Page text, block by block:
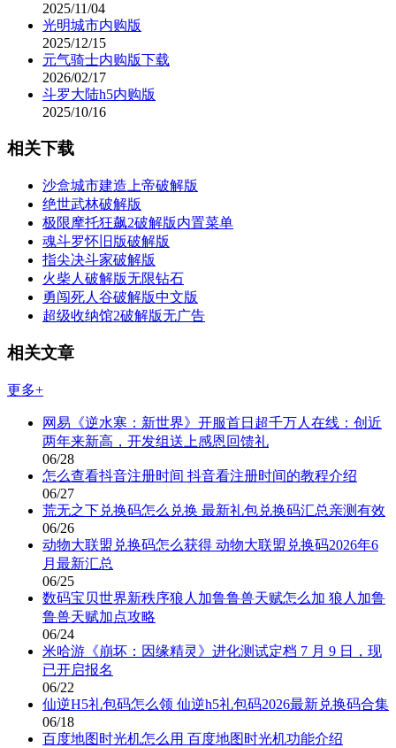
2025/11/04
光明城市内购版
2025/12/15
元气骑士内购版下载
2026/02/17
斗罗大陆h5内购版
2025/10/16
相关下载
沙盒城市建造上帝破解版
绝世武林破解版
极限摩托狂飙2破解版内置菜单
魂斗罗怀旧版破解版
指尖决斗家破解版
火柴人破解版无限钻石
勇闯死人谷破解版中文版
超级收纳馆2破解版无广告
相关文章
更多+
网易《逆水寒：新世界》开服首日超千万人在线：创近
两年来新高，开发组送上感恩回馈礼
06/28
怎么查看抖音注册时间 抖音看注册时间的教程介绍
06/27
荒无之下兑换码怎么兑换 最新礼包兑换码汇总亲测有效
06/26
动物大联盟兑换码怎么获得 动物大联盟兑换码2026年6
月最新汇总
06/25
数码宝贝世界新秩序狼人加鲁鲁兽天赋怎么加 狼人加鲁
鲁兽天赋加点攻略
06/24
米哈游《崩坏：因缘精灵》进化测试定档 7 月 9 日，现
已开启报名
06/22
仙逆H5礼包码怎么领 仙逆h5礼包码2026最新兑换码合集
06/18
百度地图时光机怎么用 百度地图时光机功能介绍